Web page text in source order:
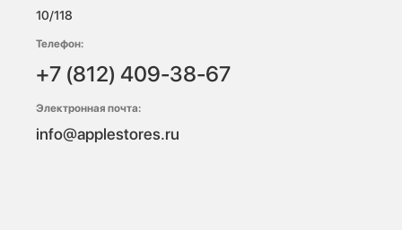
10/118
Телефон:
+7 (812) 409-38-67
Электронная почта:
info@applestores.ru